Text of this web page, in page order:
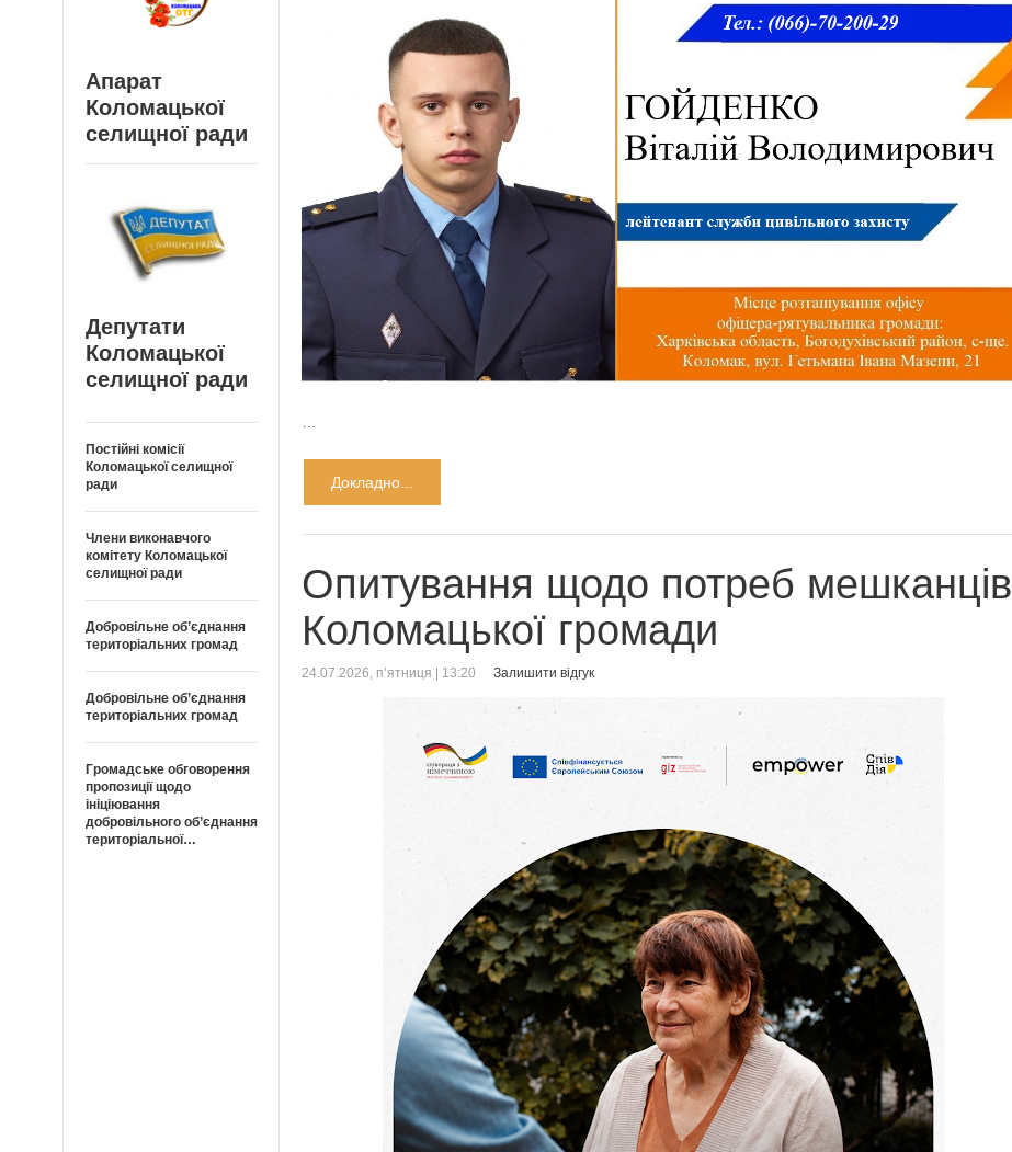
Докладно...
Опитування щодо потреб мешканців
Коломацької громади
24.07.2026, п’ятниця | 13:20 Залишити відгук
Апарат
Коломацької
селищної ради
Депутати
Коломацької
селищної ради
Постійні комісії
Коломацької селищної
ради
Члени виконавчого
комітету Коломацької
селищної ради
Добровільне об’єднання
територіальних громад
Добровільне об’єднання
територіальних громад
Громадське обговорення
пропозиції щодо
ініціювання
добровільного об’єднання
територіальної…